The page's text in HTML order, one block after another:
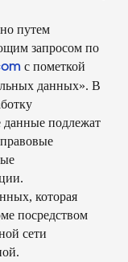
путем
запросом по
с пометкой
данных». В
данные подлежат
которая
посредством
сети